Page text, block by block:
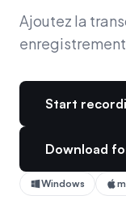
Ajoutez la
Start
Download
Windows